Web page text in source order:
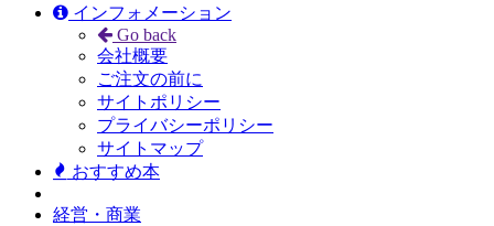
インフォメーション
Go back
会社概要
ご注文の前に
サイトポリシー
プライバシーポリシー
サイトマップ
おすすめ本
経営・商業